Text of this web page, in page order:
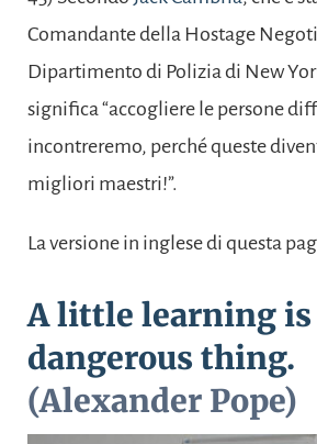
Comandante della Hostage
Dipartimento di Polizia di New
significa “accogliere le persone
incontreremo, perché queste
migliori maestri!”.
La versione in inglese di questa
A little learning is
dangerous thing.
(Alexander Pope)